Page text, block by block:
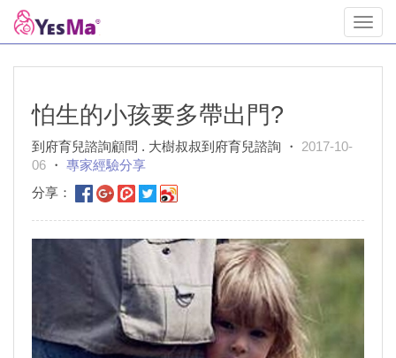
怕生的小孩要多帶出門?
到府育兒諮詢顧問 . 大樹叔叔到府育兒諮詢 ・ 2017-10-
06 ・ 專家經驗分享
分享：